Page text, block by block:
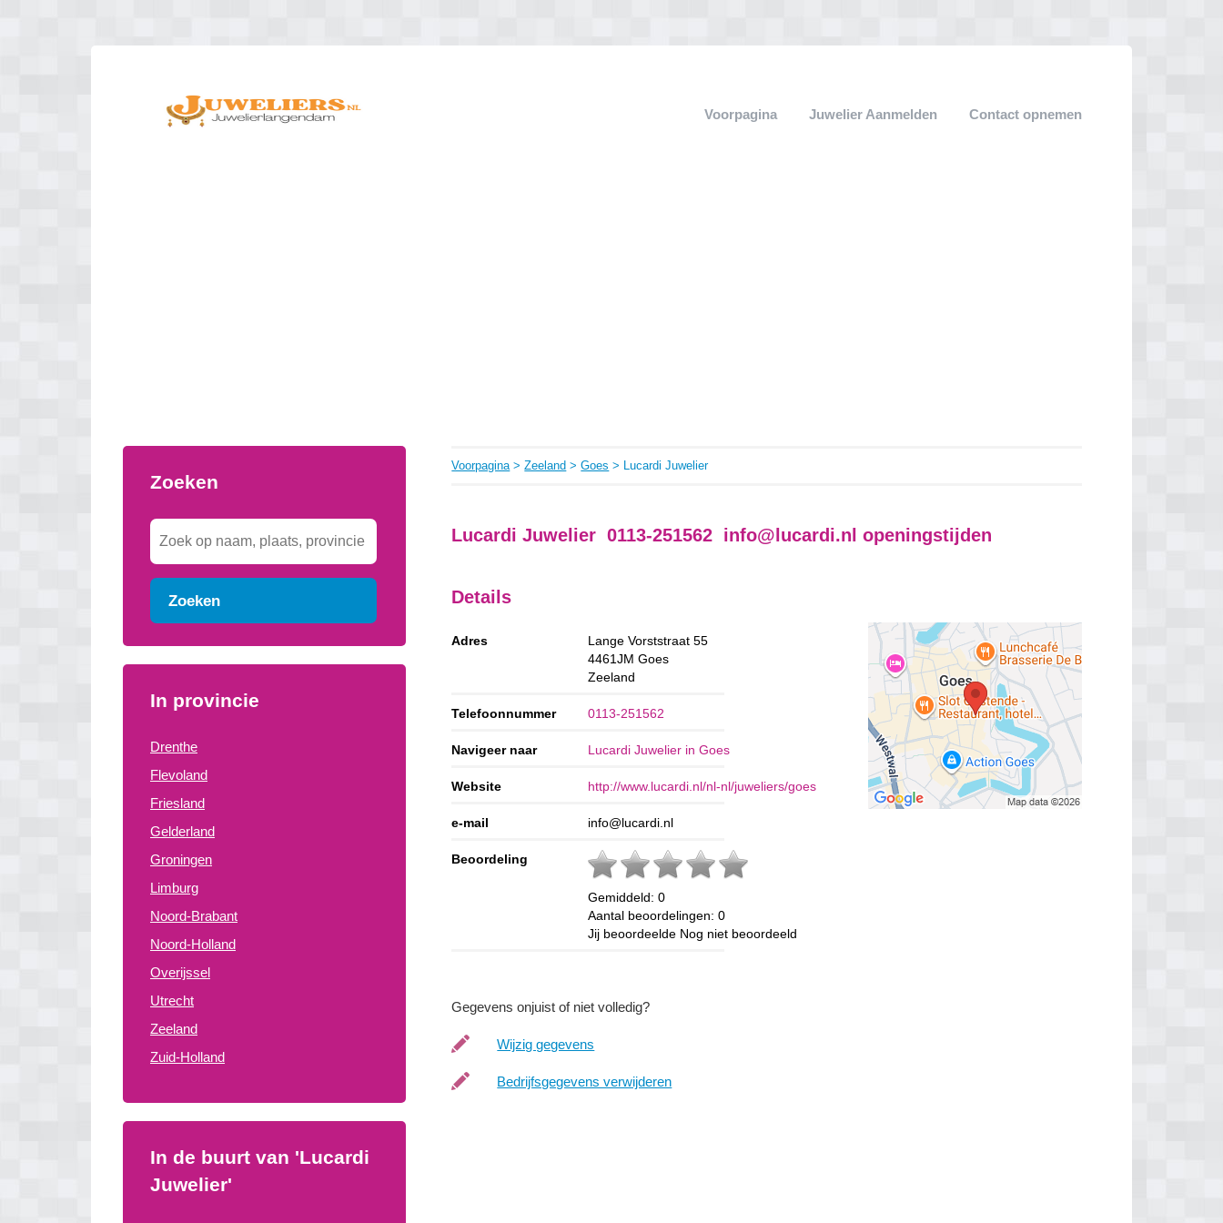
Voorpagina Juwelier Aanmelden Contact opnemen
Zoeken
Zoeken
In provincie
Drenthe
Flevoland
Friesland
Gelderland
Groningen
Limburg
Noord-Brabant
Noord-Holland
Overijssel
Utrecht
Zeeland
Zuid-Holland
In de buurt van 'Lucardi
Juwelier'
Voorpagina>Zeeland >Goes > Lucardi Juwelier
Lucardi Juwelier 0113-251562 info@lucardi.nl openingstijden
Details
Adres
Lange Vorststraat 55
4461JM Goes
Zeeland
Telefoonnummer 0113-251562
Navigeer naar Lucardi Juwelier in Goes
Website http://www.lucardi.nl/nl-nl/juweliers/goes
e-mail info@lucardi.nl
Beoordeling
Gemiddeld:0
Aantal beoordelingen:0
Jij beoordeelde Nog niet beoordeeld
Gegevens onjuist of niet volledig?
Wijzig gegevens
Bedrijfsgegevens verwijderen